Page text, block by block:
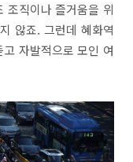
조직이나 즐거움을 위
않죠. 그런데 혜화역
자발적으로 모인 여